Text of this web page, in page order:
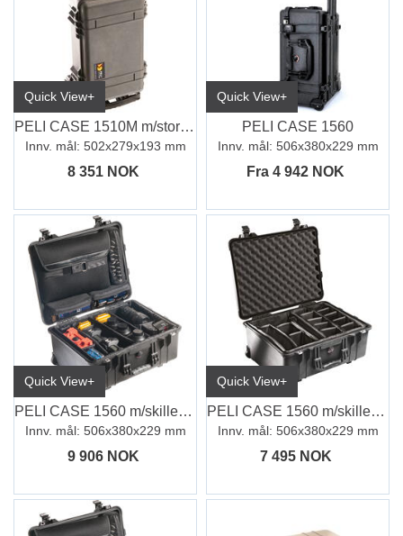
Quick View+
PELI CASE 1510M m/store hjul, u/skum
Innv. mål: 502x279x193 mm
8 351 NOK
Quick View+
PELI CASE 1560
Innv. mål: 506x380x229 mm
Fra 4 942 NOK
Quick View+
PELI CASE 1560 m/skillevegger og PC-innl
Innv. mål: 506x380x229 mm
9 906 NOK
Quick View+
PELI CASE 1560 m/skillevegger, sort
Innv. mål: 506x380x229 mm
7 495 NOK